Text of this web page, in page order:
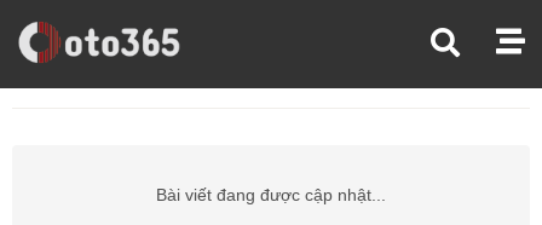
Trang Chủ Giá Xe Ô Tô
Bài viết đang được cập nhật...